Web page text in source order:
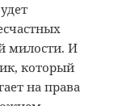
милости. И
который
на права